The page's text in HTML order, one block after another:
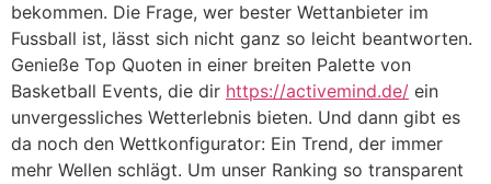
bekommen. Die Frage, wer bester Wettanbieter im
Fussball ist, lässt sich nicht ganz so leicht beantworten.
Genieße Top Quoten in einer breiten Palette von
Basketball Events, die dir https://activemind.de/ ein
unvergessliches Wetterlebnis bieten. Und dann gibt es
da noch den Wettkonfigurator: Ein Trend, der immer
mehr Wellen schlägt. Um unser Ranking so transparent